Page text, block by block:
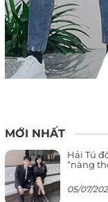
MỚI NHẤT
Hải Tú
“nàng
05/07/